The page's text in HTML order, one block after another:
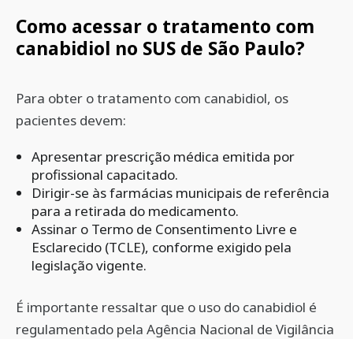
Como acessar o tratamento com
canabidiol no SUS de São Paulo?
Para obter o tratamento com canabidiol, os
pacientes devem:
Apresentar prescrição médica emitida por
profissional capacitado.
Dirigir-se às farmácias municipais de referência
para a retirada do medicamento.
Assinar o Termo de Consentimento Livre e
Esclarecido (TCLE), conforme exigido pela
legislação vigente.
É importante ressaltar que o uso do canabidiol é
regulamentado pela Agência Nacional de Vigilância